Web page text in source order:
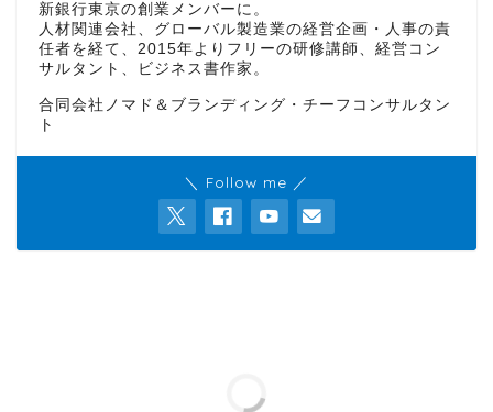
新銀行東京の創業メンバーに。
人材関連会社、グローバル製造業の経営企画・人事の責
任者を経て、2015年よりフリーの研修講師、経営コン
サルタント、ビジネス書作家。
合同会社ノマド＆ブランディング・チーフコンサルタン
ト
＼ Follow me ／